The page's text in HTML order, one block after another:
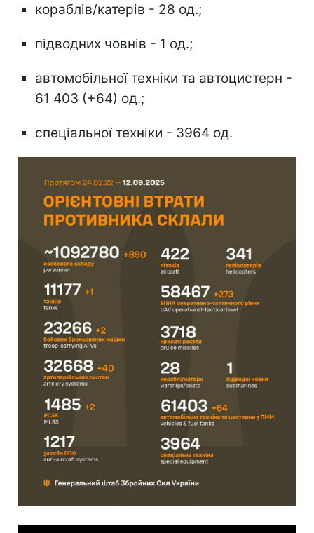
кораблів/катерів - 28 од.;
підводних човнів - 1 од.;
автомобільної техніки та автоцистерн -
61 403 (+64) од.;
спеціальної техніки - 3964 од.